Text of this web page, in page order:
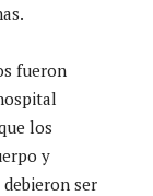
fueron
los
y
ser